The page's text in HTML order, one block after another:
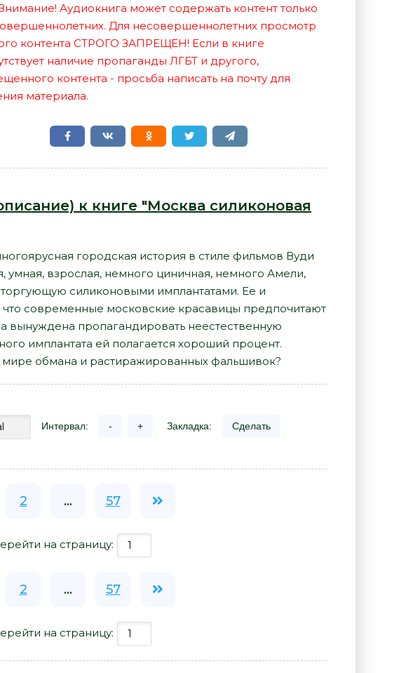
Аудиокнига может содержать контент только
Для несовершеннолетних просмотр
контента СТРОГО ЗАПРЕЩЕН! Если в книге
наличие пропаганды ЛГБТ и другого,
контента - просьба написать на почту для
материала.
к книге "Москва силиконовая
городская история в стиле фильмов Вуди
умная, взрослая, немного циничная, немного Амели,
силиконовыми имплантатами. Ее и
что современные московские красавицы предпочитают
вынуждена пропагандировать неестественную
имплантата ей полагается хороший процент.
мире обмана и растиражированных фальшивок?
Интервал: - + Закладка: Сделать
2 ... 57
на страницу:
2 ... 57
на страницу: